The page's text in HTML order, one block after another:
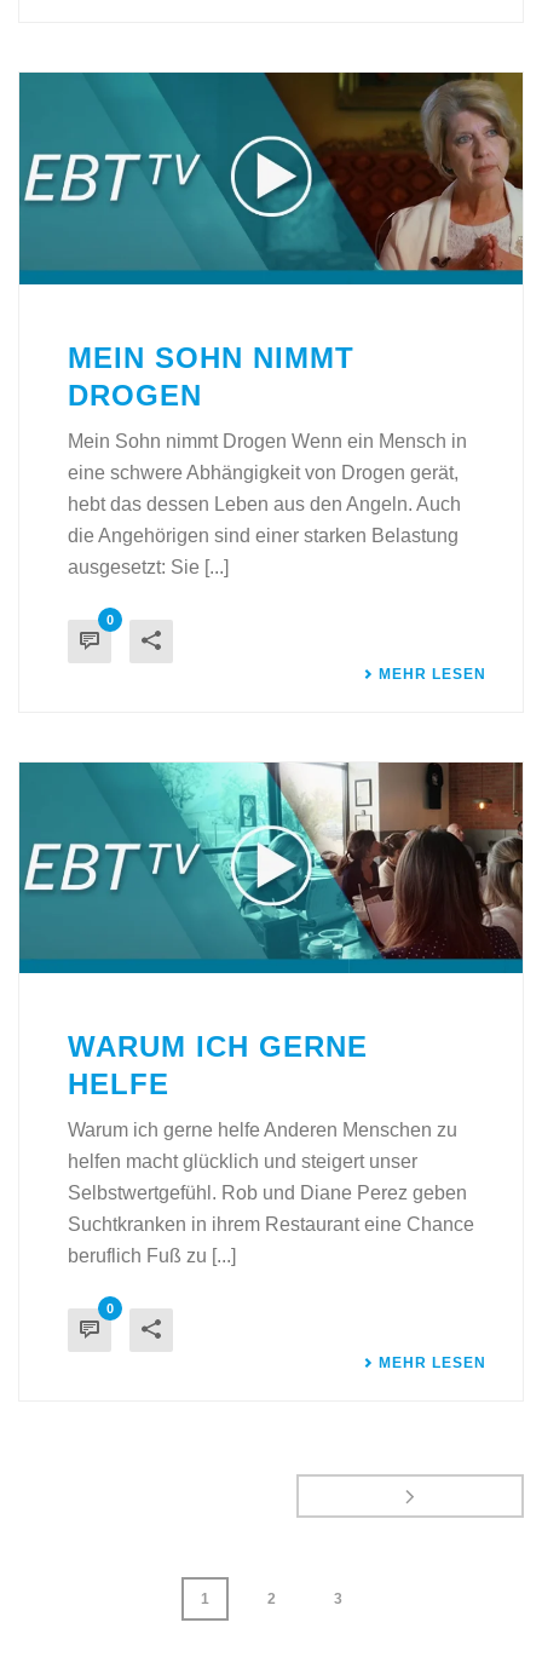
MEIN SOHN NIMMT
DROGEN
Mein Sohn nimmt Drogen Wenn ein Mensch in
eine schwere Abhängigkeit von Drogen gerät,
hebt das dessen Leben aus den Angeln. Auch
die Angehörigen sind einer starken Belastung
ausgesetzt: Sie [...]
0
MEHR LESEN
WARUM ICH GERNE
HELFE
Warum ich gerne helfe Anderen Menschen zu
helfen macht glücklich und steigert unser
Selbstwertgefühl. Rob und Diane Perez geben
Suchtkranken in ihrem Restaurant eine Chance
beruflich Fuß zu [...]
0
MEHR LESEN
1 2 3